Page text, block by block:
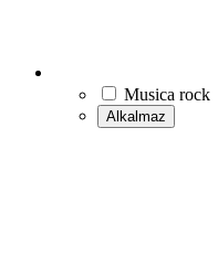
Musica rock
Alkalmaz